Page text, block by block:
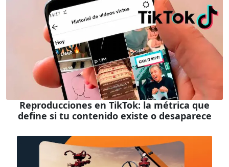
Reproducciones en TikTok: la métrica que
define si tu contenido existe o desaparece